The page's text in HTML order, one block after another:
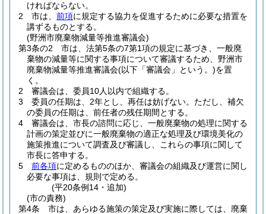
ければならない。
2
市は、 前項に規定する協力を促進するために必要な措置を
講ずるものとする。
(野洲市廃棄物減量等推進審議会)
第3条の2
市は、法第5条の7第1項の規定に基づき、一般廃
棄物の減量等に関する事項について審議するため、野洲市
廃棄物減量等推進審議会(以下「審議会」という。)を置
く。
2
審議会は、委員10人以内で組織する。
3
委員の任期は、2年とし、再任は妨げない。 ただし、補欠
の委員の任期は、前任者の残任期間とする。
4
審議会は、市長の諮問に応じ、一般廃棄物の処理に関する
計画の策定並びに一般廃棄物の適正な処理及び環境美化の
施策推進について調査及び審議し、これらの事項に関して
市長に答申する。
5
前各項に定めるもののほか、審議会の組織及び運営に関し
必要な事項は、規則で定める。
(平20条例14・追加)
(市の責務)
第4条
市は、あらゆる施策の策定及び実施に際しては、廃棄